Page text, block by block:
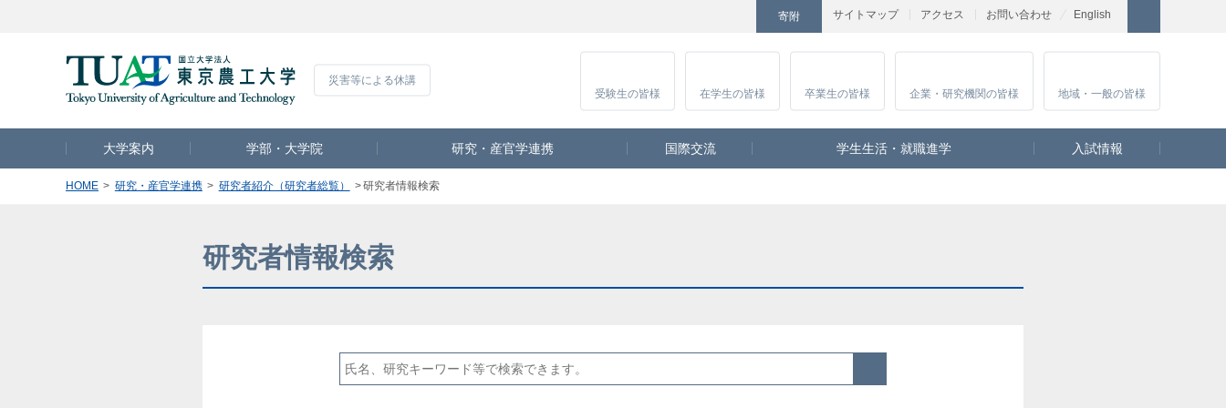
サイトマップ アクセス お問い合わせ
寄附 English
Instagram
災害等による休講
受験生の皆様 在学生の皆様 卒業生の皆様 企業・研究機関の皆様 地域・一般の皆様
大学案内 学部・大学院 研究・産官学連携 国際交流 学生生活・就職進学 入試情報
HOME 研究・産官学連携 研究者紹介（研究者総覧） 研究者情報検索
研究者情報検索